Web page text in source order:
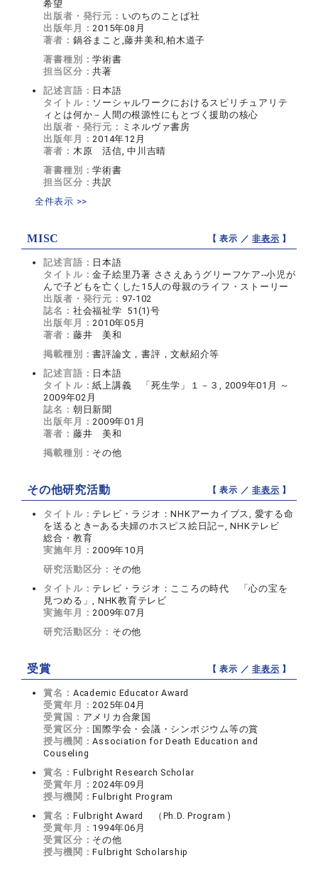
希望
出版者・発行元： いのちのことば社
出版年月：2015年08月
著者： 鍋谷まこと,藤井美和,柏木道子
著書種別：学術書
担当区分：共著
記述言語： 日本語
タイトル： ソーシャルワークにおけるスピリチュアリテ
ィとは何か－人間の根源性にもとづく援助の核心
出版者・発行元： ミネルヴァ書房
出版年月：2014年12月
著者： 木原 活信, 中川吉晴
著書種別：学術書
担当区分：共訳
全件表示 >>
MISC 【 表示 ／非表示 】
記述言語： 日本語
タイトル：金子絵里乃著 ささえあうグリーフケア--小児が
んで子どもを亡くした15人の母親のライフ・ストーリー
出版者・発行元： 97-102
誌名： 社会福祉学 51(1)号
出版年月：2010年05月
著者： 藤井 美和
掲載種別：書評論文，書評，文献紹介等
記述言語： 日本語
タイトル：紙上講義 「死生学」１－３, 2009年01月 ～
2009年02月
誌名： 朝日新聞
出版年月：2009年01月
著者： 藤井 美和
掲載種別： その他
その他研究活動 【 表示 ／非表示 】
タイトル： テレビ・ラジオ：NHKアーカイブス, 愛する命
を送るとき―ある夫婦のホスピス絵日記―, NHKテレビ
総合・教育
実施年月：2009年10月
研究活動区分： その他
タイトル： テレビ・ラジオ：こころの時代 「心の宝を
見つめる」, NHK教育テレビ
実施年月：2009年07月
研究活動区分： その他
受賞 【 表示 ／非表示 】
賞名： Academic Educator Award
受賞年月：2025年04月
受賞国： アメリカ合衆国
受賞区分： 国際学会・会議・シンポジウム等の賞
授与機関：Association for Death Education and
Couseling
賞名： Fulbright Research Scholar
受賞年月：2024年09月
授与機関：Fulbright Program
賞名： Fulbright Award （Ph.D. Program )
受賞年月： 1994年06月
受賞区分： その他
授与機関：Fulbright Scholarship